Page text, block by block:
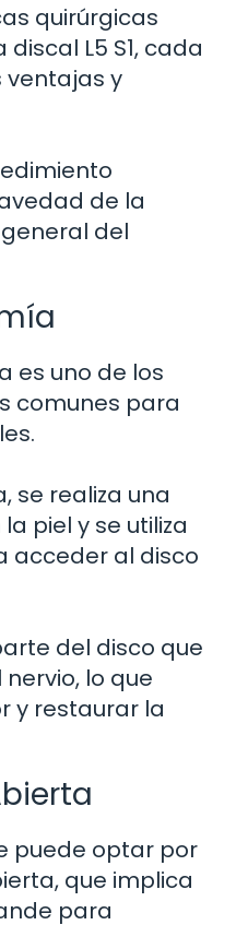
quirúrgicas
L5 S1, cada
ventajas y
de la
del
es uno de los
comunes para
se realiza una
piel y se utiliza
acceder al disco
del disco que
lo que
y restaurar la
puede optar por
que implica
para